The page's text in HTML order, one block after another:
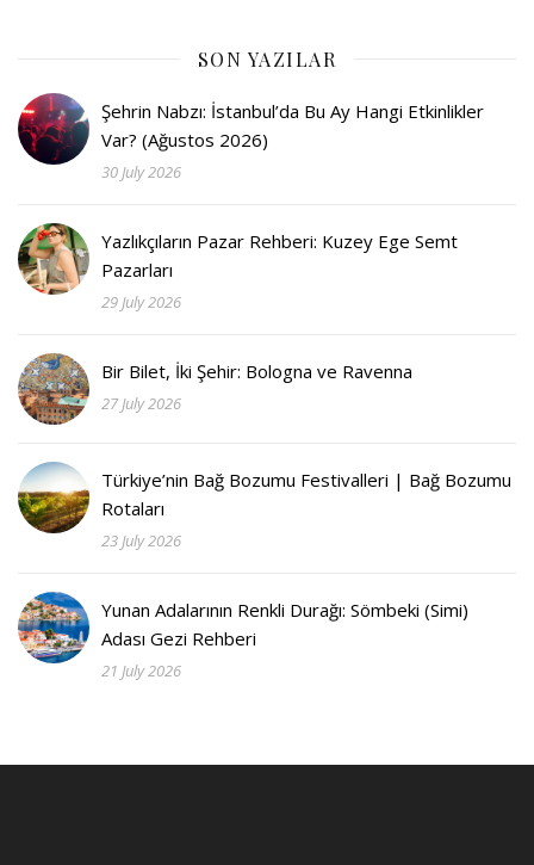
SON YAZILAR
Şehrin Nabzı: İstanbul’da Bu Ay Hangi Etkinlikler
Var? (Ağustos 2026)
30 July 2026
Yazlıkçıların Pazar Rehberi: Kuzey Ege Semt
Pazarları
29 July 2026
Bir Bilet, İki Şehir: Bologna ve Ravenna
27 July 2026
Türkiye’nin Bağ Bozumu Festivalleri | Bağ Bozumu
Rotaları
23 July 2026
Yunan Adalarının Renkli Durağı: Sömbeki (Simi)
Adası Gezi Rehberi
21 July 2026